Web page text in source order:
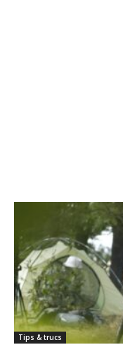
Tips & trucs